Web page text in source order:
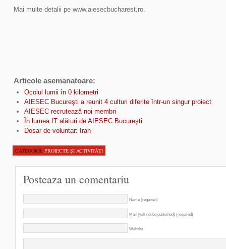
Mai multe detalii pe www.aiesecbucharest.ro.
Articole asemanatoare:
Ocolul lumii în 0 kilometri
AIESEC Bucureşti a reunit 4 culturi diferite într-un singur proiect
AIESEC recrutează noi membri
În lumea IT alături de AIESEC Bucureşti
Dosar de voluntar: Iran
CATEGORII: PROIECTE ŞI ACTIVITĂŢI
Posteaza un comentariu
Name (required)
Mail (will not be published) (required)
Website